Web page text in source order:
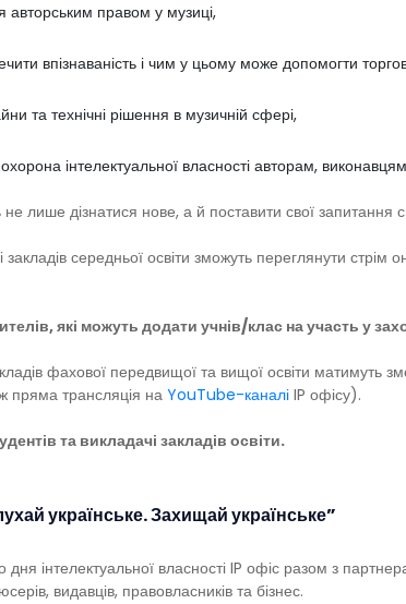
правом у музиці,
впізнаваність і чим у цьому може допомогти
та технічні рішення в музичній сфері,
інтелектуальної власності авторам,
лише дізнатися нове, а й поставити свої запитання
закладів середньої освіти зможуть переглянути
які можуть додати учнів/клас на участь у
фахової передвищої та вищої освіти матимуть
пряма трансляція на YouTube-каналі IP офісу).
та викладачі закладів освіти.
українське. Захищай українське”
дня інтелектуальної власності IP офіс разом з
видавців, правовласників та бізнес.